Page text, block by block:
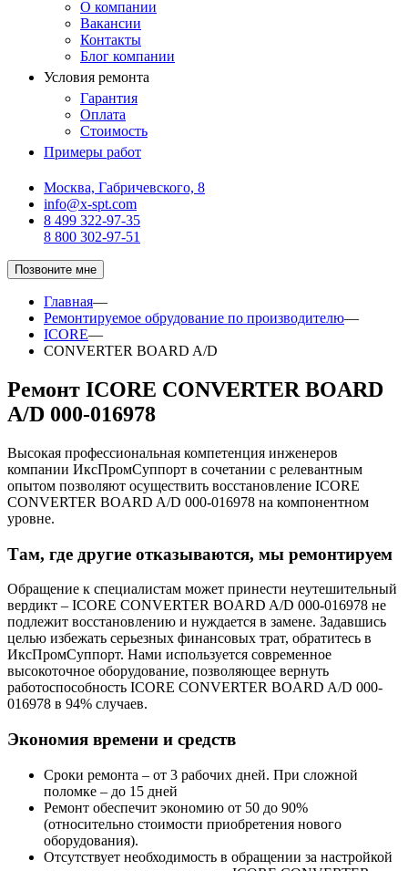
О компании
Вакансии
Контакты
Блог компании
Условия ремонта
Гарантия
Оплата
Стоимость
Примеры работ
Москва, Габричевского, 8
info@x-spt.com
8 499 322-97-35
8 800 302-97-51
Позвоните мне
Главная—
Ремонтируемое обрудование по производителю—
ICORE—
CONVERTER BOARD A/D
Ремонт ICORE CONVERTER BOARD
A/D 000-016978
Высокая профессиональная компетенция инженеров
компании ИксПромСуппорт в сочетании с релевантным
опытом позволяют осуществить восстановление ICORE
CONVERTER BOARD A/D 000-016978 на компонентном
уровне.
Там, где другие отказываются, мы ремонтируем
Обращение к специалистам может принести неутешительный
вердикт – ICORE CONVERTER BOARD A/D 000-016978 не
подлежит восстановлению и нуждается в замене. Задавшись
целью избежать серьезных финансовых трат, обратитесь в
ИксПромСуппорт. Нами используется современное
высокоточное оборудование, позволяющее вернуть
работоспособность ICORE CONVERTER BOARD A/D 000-
016978 в 94% случаев.
Экономия времени и средств
Сроки ремонта – от 3 рабочих дней. При сложной
поломке – до 15 дней
Ремонт обеспечит экономию от 50 до 90%
(относительно стоимости приобретения нового
оборудования).
Отсутствует необходимость в обращении за настройкой